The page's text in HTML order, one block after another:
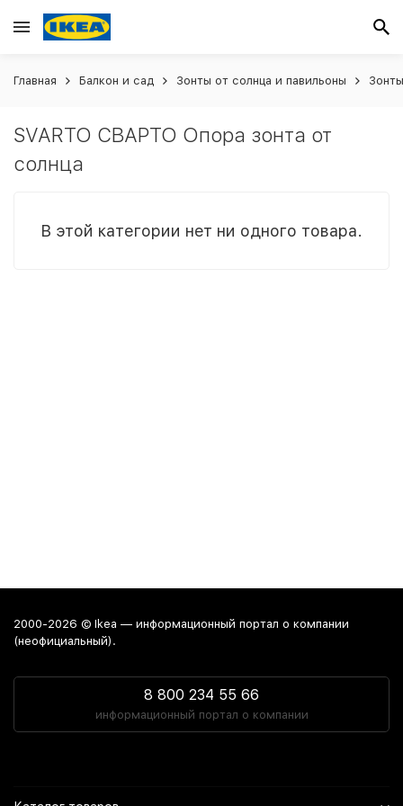
Главная Балкон и сад Зонты от солнца и павильоны
SVARTO СВАРТО Опора зонта от
солнца
В этой категории нет ни одного товара.
2000-2026 © Ikea — информационный портал о компании
(неофициальный).
8 800 234 55 66
информационный портал о компании